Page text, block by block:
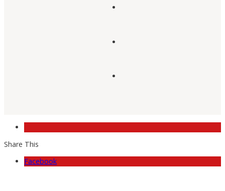
Share This
Facebook